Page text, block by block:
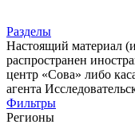
Разделы
Настоящий материал
распространен
центр «Сова» либо
агента
Фильтры
Регионы